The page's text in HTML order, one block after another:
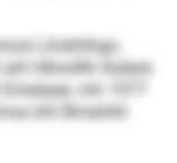
Llmkhlhgo.
Hlloolllh llsäeol.
mh 1977
khl Bmahihl